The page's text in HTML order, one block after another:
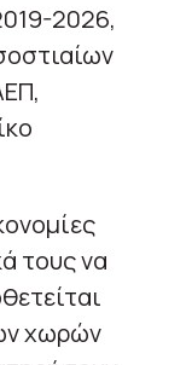
2026,
τους να
χωρών